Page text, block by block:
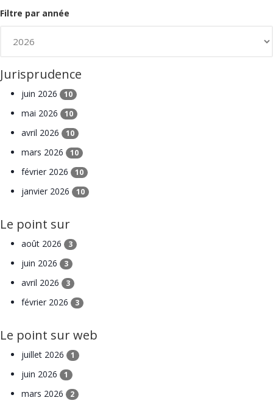
Filtre par année
Jurisprudence
juin 2026 10
mai 2026 10
avril 2026 10
mars 2026 10
février 2026 10
janvier 2026 10
Le point sur
août 2026 3
juin 2026 3
avril 2026 3
février 2026 3
Le point sur web
juillet 2026 1
juin 2026 1
mars 2026 2